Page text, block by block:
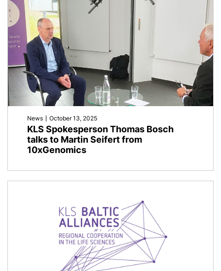
News October 13, 2025
KLS Spokesperson Thomas Bosch
talks to Martin Seifert from
10xGenomics